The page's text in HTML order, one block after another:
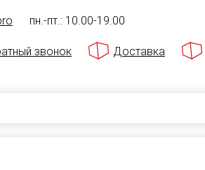
пн.-пт.: 10.00-19.00
звонок Доставка